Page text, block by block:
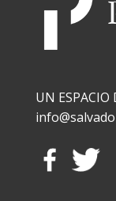
UN ESPACIO